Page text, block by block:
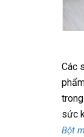
Các
sức
Bột